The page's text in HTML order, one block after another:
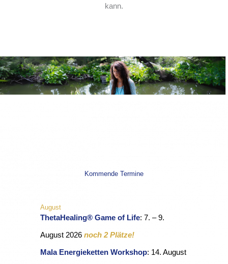
kann.
Kommende Termine
August
ThetaHealing® Game of Life: 7. – 9.
August 2026noch 2 Plätze!
Mala Energieketten Workshop: 14. August